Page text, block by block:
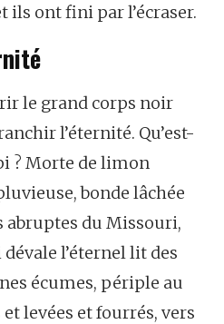
ils ontfini parl’écraser.
le grand corps noir
l’éternité. Qu’est-
? Morte de limon
bonde lâchée
abruptes du Missouri,
dévale l’éternellit des
écumes, périple au
etlevées etfourrés, vers